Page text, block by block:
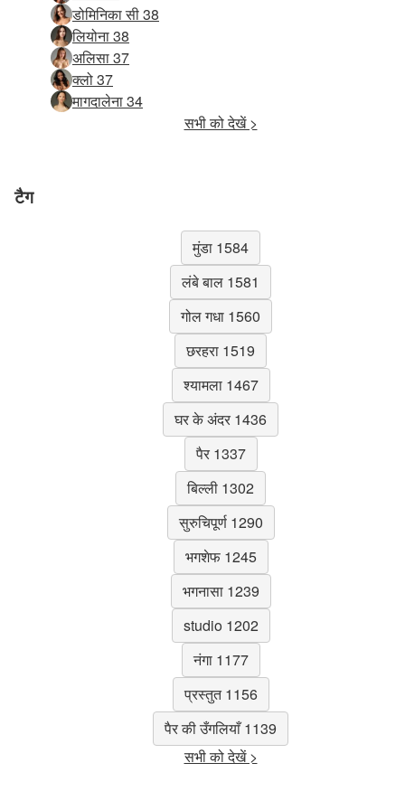
डोमिनिका सी 38
लियोना 38
अलिसा 37
क्लो 37
मागदालेना 34
सभी को देखें >
टैग
मुंडा 1584
लंबे बाल 1581
गोल गधा 1560
छरहरा 1519
श्यामला 1467
घर के अंदर 1436
पैर 1337
बिल्ली 1302
सुरुचिपूर्ण 1290
भगशेफ 1245
भगनासा 1239
studio 1202
नंगा 1177
प्रस्तुत 1156
पैर की उँगलियाँ 1139
सभी को देखें >